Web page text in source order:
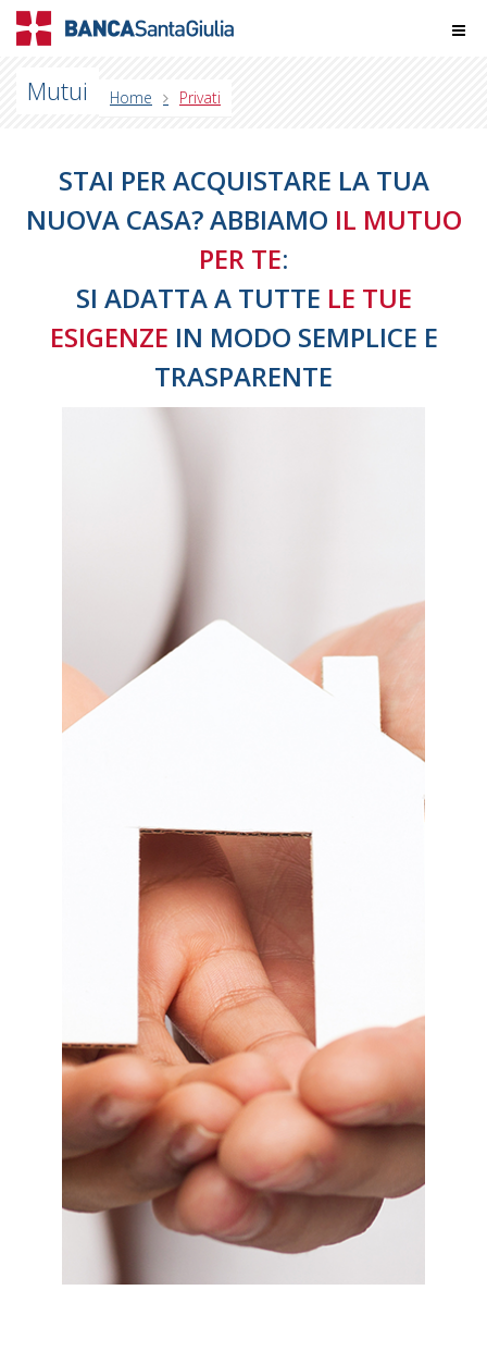
Mutui Home Privati
STAI PER ACQUISTARE LA TUA
NUOVA CASA? ABBIAMO IL MUTUO
PER TE:
SI ADATTA A TUTTE LE TUE
ESIGENZE IN MODO SEMPLICE E
TRASPARENTE
Un mutuo per la tua casa